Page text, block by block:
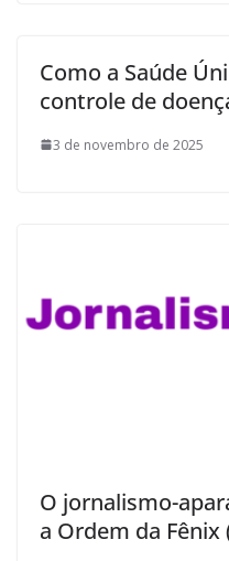
Como a Saúde
controle de
3 de novembro de 2025
O jornalismo-
a Ordem da Fênix